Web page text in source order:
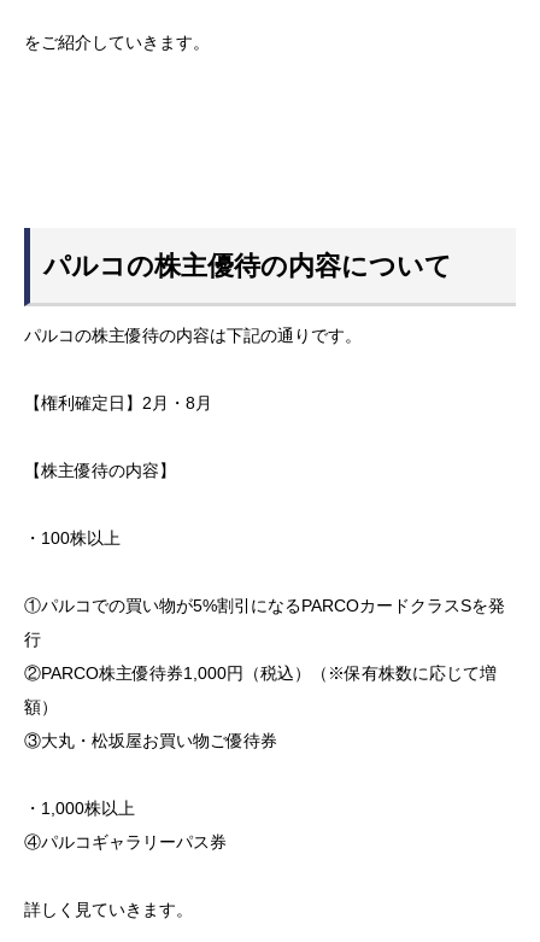
をご紹介していきます。
パルコの株主優待の内容について
パルコの株主優待の内容は下記の通りです。
【権利確定日】2月・8月
【株主優待の内容】
・100株以上
①パルコでの買い物が5%割引になるPARCOカードクラスSを発
行
②PARCO株主優待券1,000円（税込）（※保有株数に応じて増
額）
③大丸・松坂屋お買い物ご優待券
・1,000株以上
④パルコギャラリーパス券
詳しく見ていきます。